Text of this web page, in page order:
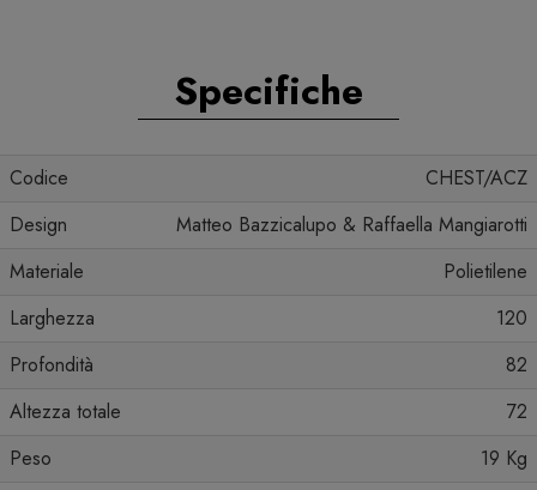
Specifiche
Codice
CHEST/ACZ
Design
Matteo Bazzicalupo & Raffaella Mangiarotti
Materiale
Polietilene
Larghezza
120
Profondità
82
Altezza totale
72
Peso
19 Kg